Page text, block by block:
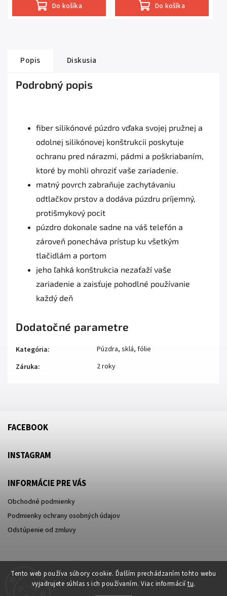
Tento web používa súbory cookie. Ďalším prechádzaním tohto webu
vyjadrujete súhlas s ich používaním. Viac informácií tu.
Do košíka Do košíka
Popis Diskusia
Podrobný popis
fiber silikónové púzdro vďaka svojej pružnej a
odolnej silikónovej konštrukcii poskytuje
ochranu pred nárazmi, pádmi a poškriabaním,
ktoré by mohli ohroziť vaše zariadenie.
matný povrch zabraňuje zachytávaniu
odtlačkov prstov a dodáva púzdru príjemný,
protišmykový pocit
púzdro dokonale sadne na váš telefón a
zároveň ponecháva prístup ku všetkým
tlačidlám a portom
jeho ľahká konštrukcia nezaťaží vaše
zariadenie a zaisťuje pohodlné používanie
každý deň
Dodatočné parametre
Kategória:
Púzdra, sklá, fólie
Záruka: 2 roky
FACEBOOK
INSTAGRAM
INFORMÁCIE PRE VÁS
Obchodné podmienky
Podmienky ochrany osobných údajov
Odstúpenie od zmluvy